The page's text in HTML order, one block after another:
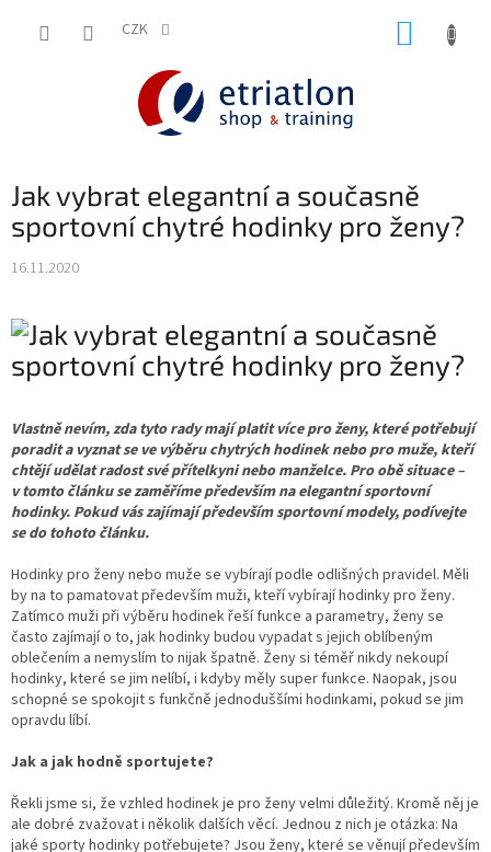
CZK
Jak vybrat elegantní a současně
sportovní chytré hodinky pro ženy?
16.11.2020
Vlastně nevím, zda tyto rady mají platit více pro ženy, které potřebují
poradit a vyznat se ve výběru chytrých hodinek nebo pro muže, kteří
chtějí udělat radost své přítelkyni nebo manželce. Pro obě situace –
v tomto článku se zaměříme především na elegantní sportovní
hodinky. Pokud vás zajímají především sportovní modely, podívejte
se do tohoto článku.
Hodinky pro ženy nebo muže se vybírají podle odlišných pravidel. Měli
by na to pamatovat především muži, kteří vybírají hodinky pro ženy.
Zatímco muži při výběru hodinek řeší funkce a parametry, ženy se
často zajímají o to, jak hodinky budou vypadat s jejich oblíbeným
oblečením a nemyslím to nijak špatně. Ženy si téměř nikdy nekoupí
hodinky, které se jim nelíbí, i kdyby měly super funkce. Naopak, jsou
schopné se spokojit s funkčně jednoduššími hodinkami, pokud se jim
opravdu líbí.
Jak a jak hodně sportujete?
Řekli jsme si, že vzhled hodinek je pro ženy velmi důležitý. Kromě něj je
ale dobré zvažovat i několik dalších věcí. Jednou z nich je otázka: Na
jaké sporty hodinky potřebujete? Jsou ženy, které se věnují především
shop.etriatlon.cz - Chat